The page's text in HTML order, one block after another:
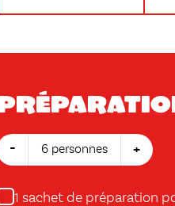
- 6 personnes +
1 sachet de préparation